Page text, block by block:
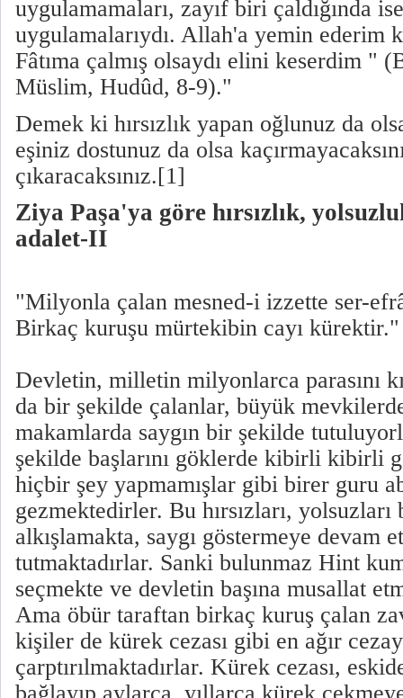
uygulamamaları, zayıf biri çaldığında
uygulamalarıydı. Allah'a yemin ederim
Fâtıma çalmış olsaydı elini keserdim "
Müslim, Hudûd, 8-9)."
Demek ki hırsızlık yapan oğlunuz da
eşiniz dostunuz da olsa
çıkaracaksınız.[1]
Ziya Paşa'ya göre hırsızlık,
adalet-II
"Milyonla çalan mesned-i izzette ser-
Birkaç kuruşu mürtekibin cayı
Devletin, milletin milyonlarca parasını
da bir şekilde çalanlar, büyük
makamlarda saygın bir şekilde
şekilde başlarını göklerde kibirli kibirli
hiçbir şey yapmamışlar gibi birer guru
gezmektedirler. Bu hırsızları, yolsuzları
alkışlamakta, saygı göstermeye devam
tutmaktadırlar. Sanki bulunmaz Hint
seçmekte ve devletin başına musallat
Ama öbür taraftan birkaç kuruş çalan
kişiler de kürek cezası gibi en ağır
çarptırılmaktadırlar. Kürek cezası,